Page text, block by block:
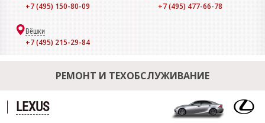
+7 (495) 150-80-09 +7 (495) 477-66-78
Вёшки
+7 (495) 215-29-84
РЕМОНТ И ТЕХОБСЛУЖИВАНИЕ
LEXUS